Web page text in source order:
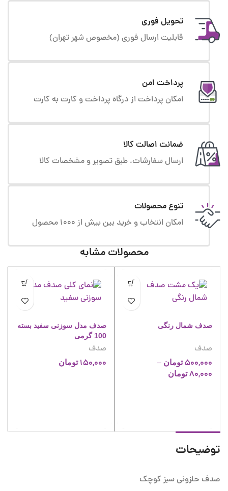
تحویل فوری
قابلیت ارسال فوری (مخصوص شهر تهران)
پرداخت امن
امکان پرداخت از درگاه پرداخت و کارت به کارت
ضمانت اصالت کالا
ارسال سفارشات، طبق تصویر و مشخصات کالا
تنوع محصولات
امکان انتخاب و خرید بین بیش از 1000 محصول
محصولات مشابه
صدف شمال رنگی
صدف
500,000 تومان –
80,000 تومان
صدف مدل سوزنی سفید بسته
100 گرمی
صدف
150,000 تومان
توضیحات
صدف حلزونی سبز کوچک